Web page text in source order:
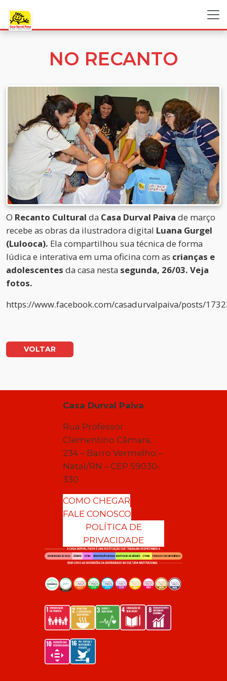
NO RECANTO
O Recanto Cultural da Casa Durval Paiva de março
recebe as obras da ilustradora digital Luana Gurgel
(Lulooca). Ela compartilhou sua técnica de forma
lúdica e interativa em uma oficina com as crianças e
adolescentes da casa nesta segunda, 26/03. Veja
fotos.
https://www.facebook.com/casadurvalpaiva/posts/
VOLTAR
Casa Durval Paiva
Rua Professor
Clementino Câmara,
234 – Barro Vermelho –
Natal/RN – CEP 59030-
330
COMO CHEGAR
FALE CONOSCO
POLÍTICA DE
PRIVACIDADE